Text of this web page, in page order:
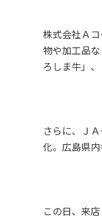
株式会社Ａ
物や加工品
ろしま牛」
さらに、Ｊ
化。広島県
この日、来